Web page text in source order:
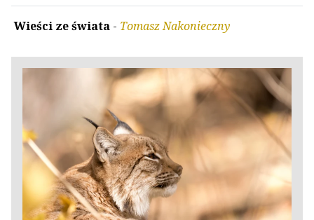
Wieści ze świata - Tomasz Nakonieczny